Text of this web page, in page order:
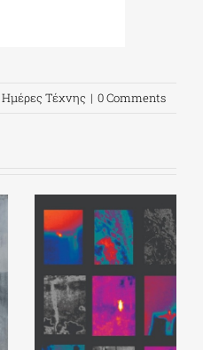
Ημέρες Τέχνης | 0 Comments